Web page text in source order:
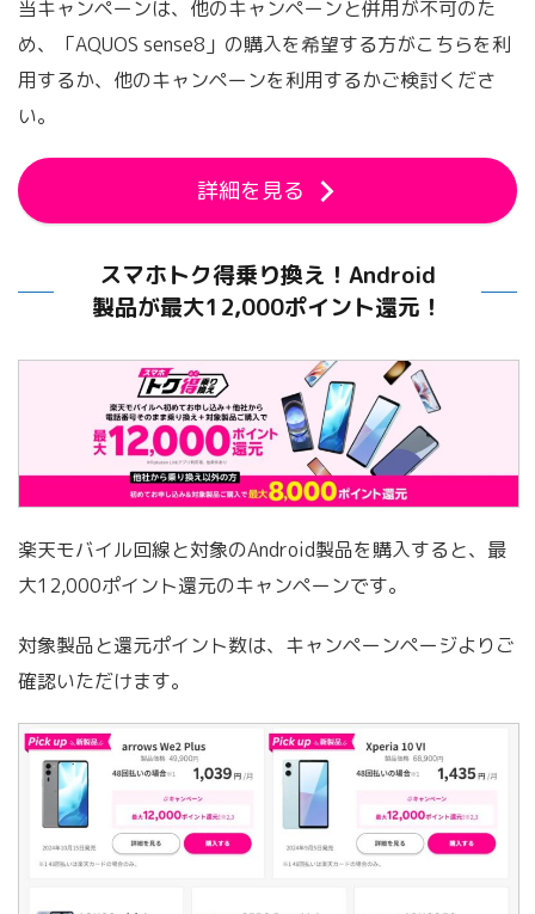
当キャンペーンは、他のキャンペーンと併用が不可のた
め、「AQUOS sense8」の購入を希望する方がこちらを利
用するか、他のキャンペーンを利用するかご検討くださ
い。
詳細を見る
スマホトク得乗り換え！Android
製品が最大12,000ポイント還元！
楽天モバイル回線と対象のAndroid製品を購入すると、最
大12,000ポイント還元のキャンペーンです。
対象製品と還元ポイント数は、キャンペーンページよりご
確認いただけます。